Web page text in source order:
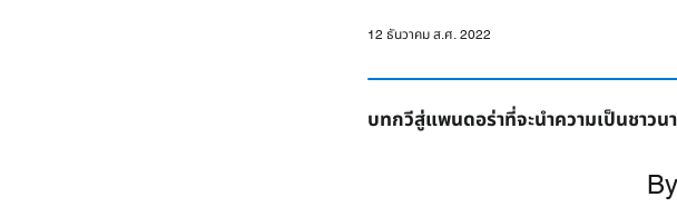
12 ธันวาคม ส.ศ. 2022
บทกวีสู่แพนดอร่าที่จะนำความเป็นชาว